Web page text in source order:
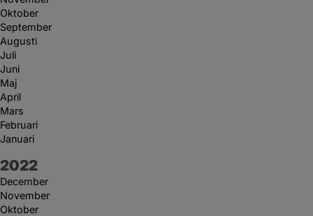
Oktober
September
Augusti
Juli
Juni
Maj
April
Mars
Februari
Januari
År:
2022
December
November
Oktober